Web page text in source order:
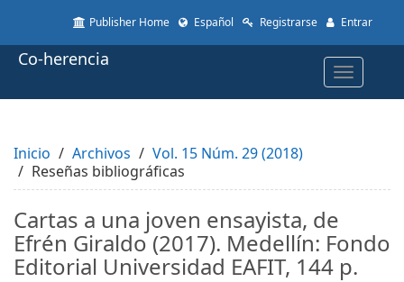
to
page
Main
Content
Sidebar
Publisher Home Español Registrarse Entrar
Toggle
Co-herencia
Inicio Archivos
Vol. 15 Núm. 29 (2018)
Reseñas bibliográficas
Cartas a una joven ensayista, de
Efrén Giraldo (2017). Medellín: Fondo
Editorial Universidad EAFIT, 144 p.